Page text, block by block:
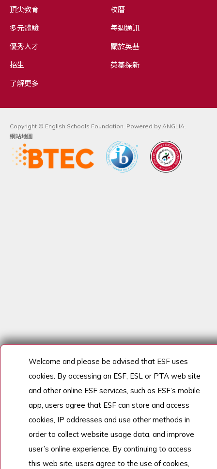
頂尖教育
多元體驗
優秀人才
招生
了解更多
校曆
每週通訊
關於英基
英基探新
Copyright © English Schools Foundation. Powered by ANGLIA.
網站地圖
Welcome and please be advised that ESF uses
cookies. By accessing an ESF, ESL or PTA web site
and other online ESF services, such as ESF’s mobile
app, users agree that ESF can store and access
cookies, IP addresses and use other methods in
order to collect website usage data, and improve
user’s online experience. By continuing to access
this web site, users agree to the use of cookies,